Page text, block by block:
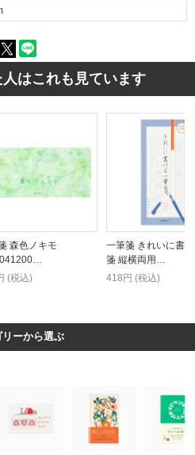
はこれも見ています
森色ノキモ
(税込)
一筆箋 きれいに書
箋 縦横両用…
418円 (税込)
リーから選ぶ